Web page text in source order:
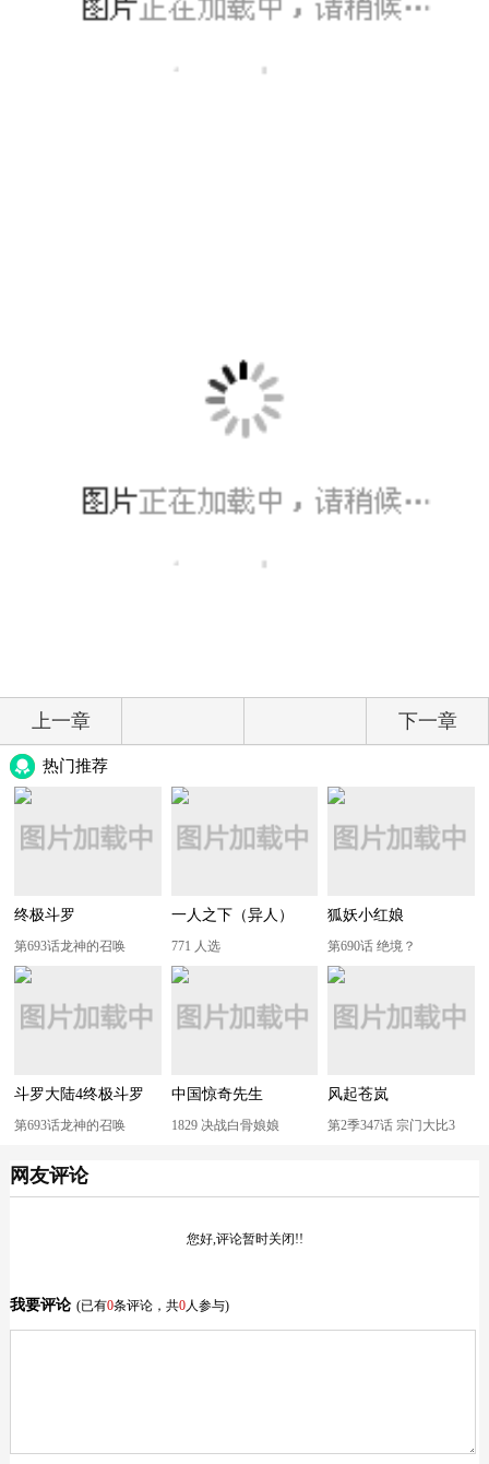
上一章 下一章
热门推荐
终极斗罗
第693话龙神的召唤
一人之下（异人）
771 人选
狐妖小红娘
第690话 绝境？
斗罗大陆4终极斗罗
（神漫版）
第693话龙神的召唤
中国惊奇先生
1829 决战白骨娘娘
风起苍岚
第2季347话 宗门大比3
网友评论
您好,评论暂时关闭!!
我要评论 (已有0条评论，共0人参与)